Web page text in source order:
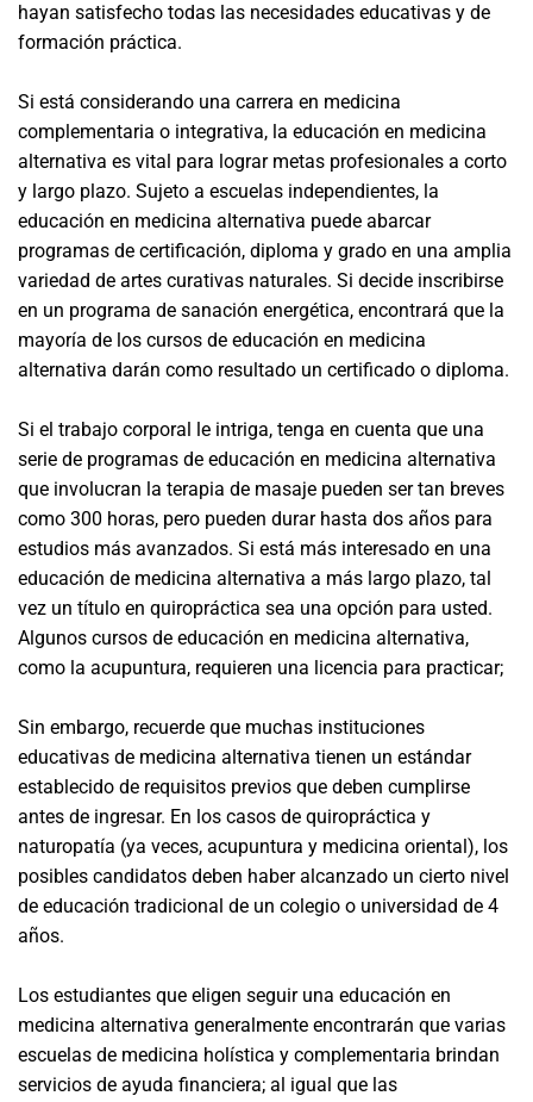
hayan satisfecho todas las necesidades educativas y de
formación práctica.
Si está considerando una carrera en medicina
complementaria o integrativa, la educación en medicina
alternativa es vital para lograr metas profesionales a corto
y largo plazo. Sujeto a escuelas independientes, la
educación en medicina alternativa puede abarcar
programas de certificación, diploma y grado en una amplia
variedad de artes curativas naturales. Si decide inscribirse
en un programa de sanación energética, encontrará que la
mayoría de los cursos de educación en medicina
alternativa darán como resultado un certificado o diploma.
Si el trabajo corporal le intriga, tenga en cuenta que una
serie de programas de educación en medicina alternativa
que involucran la terapia de masaje pueden ser tan breves
como 300 horas, pero pueden durar hasta dos años para
estudios más avanzados. Si está más interesado en una
educación de medicina alternativa a más largo plazo, tal
vez un título en quiropráctica sea una opción para usted.
Algunos cursos de educación en medicina alternativa,
como la acupuntura, requieren una licencia para practicar;
Sin embargo, recuerde que muchas instituciones
educativas de medicina alternativa tienen un estándar
establecido de requisitos previos que deben cumplirse
antes de ingresar. En los casos de quiropráctica y
naturopatía (ya veces, acupuntura y medicina oriental), los
posibles candidatos deben haber alcanzado un cierto nivel
de educación tradicional de un colegio o universidad de 4
años.
Los estudiantes que eligen seguir una educación en
medicina alternativa generalmente encontrarán que varias
escuelas de medicina holística y complementaria brindan
servicios de ayuda financiera; al igual que las